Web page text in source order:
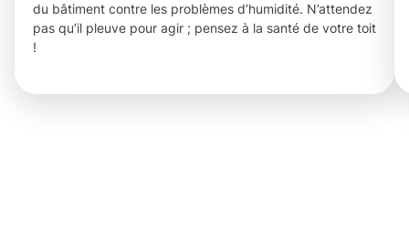
du bâtiment contre les problèmes d’humidité. N’attendez
pas qu’il pleuve pour agir ; pensez à la santé de votre toit
!